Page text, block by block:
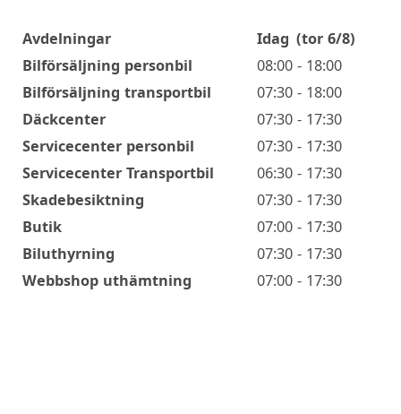
Öppettider
Avdelningar Idag (tor 6/8)
Bilförsäljning personbil
08:00 - 18:00
Bilförsäljning transportbil
07:30 - 18:00
Däckcenter
07:30 - 17:30
Servicecenter personbil
07:30 - 17:30
Servicecenter Transportbil
06:30 - 17:30
Skadebesiktning
07:30 - 17:30
Butik
07:00 - 17:30
Biluthyrning
07:30 - 17:30
Webbshop uthämtning
07:00 - 17:30